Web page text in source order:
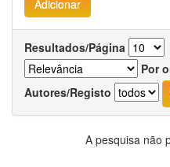
Resultados/Página
Por
Autores/Registo
A pesquisa não